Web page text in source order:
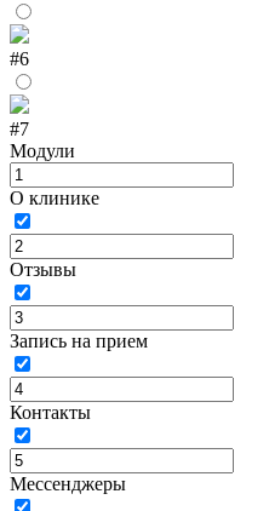
#6
#7
Модули
О клинике
Отзывы
Запись на прием
Контакты
Мессенджеры